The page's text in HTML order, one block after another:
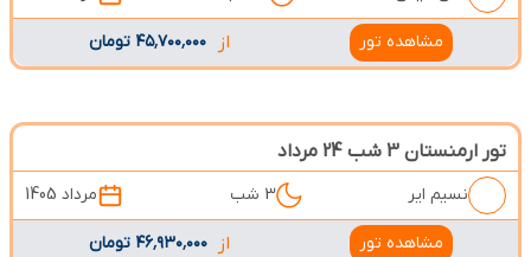
مشاهده تور از ۴۵٬۷۰۰٬۰۰۰ تومان
تور ارمنستان 3 شب 24 مرداد
نسیم ایر 3 شب مرداد 1405
مشاهده تور از ۴۶٬۹۳۰٬۰۰۰ تومان